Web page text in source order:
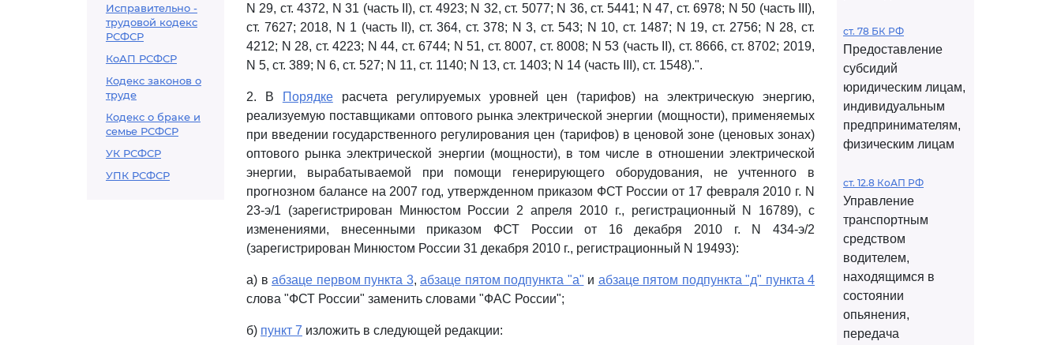
Исправительно -
трудовой кодекс
РСФСР
КоАП РСФСР
Кодекс законов о
труде
Кодекс о браке и
семье РСФСР
УК РСФСР
УПК РСФСР
N 29, ст. 4372, N 31 (часть II), ст. 4923; N 32, ст. 5077; N 36, ст. 5441; N 47, ст. 6978; N 50 (часть III),
ст. 7627; 2018, N 1 (часть II), ст. 364, ст. 378; N 3, ст. 543; N 10, ст. 1487; N 19, ст. 2756; N 28, ст.
4212; N 28, ст. 4223; N 44, ст. 6744; N 51, ст. 8007, ст. 8008; N 53 (часть II), ст. 8666, ст. 8702; 2019,
N 5, ст. 389; N 6, ст. 527; N 11, ст. 1140; N 13, ст. 1403; N 14 (часть III), ст. 1548).".
2. В Порядкерасчета регулируемых уровней цен (тарифов) на электрическую энергию,
реализуемую поставщиками оптового рынка электрической энергии (мощности), применяемых
при введении государственного регулирования цен (тарифов) в ценовой зоне (ценовых зонах)
оптового рынка электрической энергии (мощности), в том числе в отношении электрической
энергии, вырабатываемой при помощи генерирующего оборудования, не учтенного в
прогнозном балансе на 2007 год, утвержденном приказом ФСТ России от 17 февраля 2010 г. N
23-э/1 (зарегистрирован Минюстом России 2 апреля 2010 г., регистрационный N 16789), с
изменениями, внесенными приказом ФСТ России от 16 декабря 2010 г. N 434-э/2
(зарегистрирован Минюстом России 31 декабря 2010 г., регистрационный N 19493):
а) в абзаце первом пункта 3, абзаце пятом подпункта "а" и абзаце пятом подпункта "д" пункта 4
слова "ФСТ России" заменить словами "ФАС России";
б) пункт 7 изложить в следующей редакции:
ст. 78 БК РФ
Предоставление
субсидий
юридическим лицам,
индивидуальным
предпринимателям,
физическим лицам
ст. 12.8 КоАП РФ
Управление
транспортным
средством
водителем,
находящимся в
состоянии
опьянения,
передача